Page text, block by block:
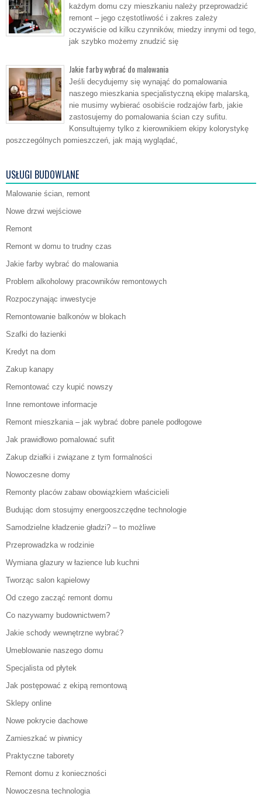
każdym domu czy mieszkaniu należy przeprowadzić
remont – jego częstotliwość i zakres zależy
oczywiście od kilku czynników, miedzy innymi od tego,
jak szybko możemy znudzić się
Jakie farby wybrać do malowania
Jeśli decydujemy się wynająć do pomalowania
naszego mieszkania specjalistyczną ekipę malarską,
nie musimy wybierać osobiście rodzajów farb, jakie
zastosujemy do pomalowania ścian czy sufitu.
Konsultujemy tylko z kierownikiem ekipy kolorystykę
poszczególnych pomieszczeń, jak mają wyglądać,
USŁUGI BUDOWLANE
Malowanie ścian, remont
Nowe drzwi wejściowe
Remont
Remont w domu to trudny czas
Jakie farby wybrać do malowania
Problem alkoholowy pracowników remontowych
Rozpoczynając inwestycje
Remontowanie balkonów w blokach
Szafki do łazienki
Kredyt na dom
Zakup kanapy
Remontować czy kupić nowszy
Inne remontowe informacje
Remont mieszkania – jak wybrać dobre panele podłogowe
Jak prawidłowo pomalować sufit
Zakup działki i związane z tym formalności
Nowoczesne domy
Remonty placów zabaw obowiązkiem właścicieli
Budując dom stosujmy energooszczędne technologie
Samodzielne kładzenie gładzi? – to możliwe
Przeprowadzka w rodzinie
Wymiana glazury w łazience lub kuchni
Tworząc salon kąpielowy
Od czego zacząć remont domu
Co nazywamy budownictwem?
Jakie schody wewnętrzne wybrać?
Umeblowanie naszego domu
Specjalista od płytek
Jak postępować z ekipą remontową
Sklepy online
Nowe pokrycie dachowe
Zamieszkać w piwnicy
Praktyczne taborety
Remont domu z konieczności
Nowoczesna technologia